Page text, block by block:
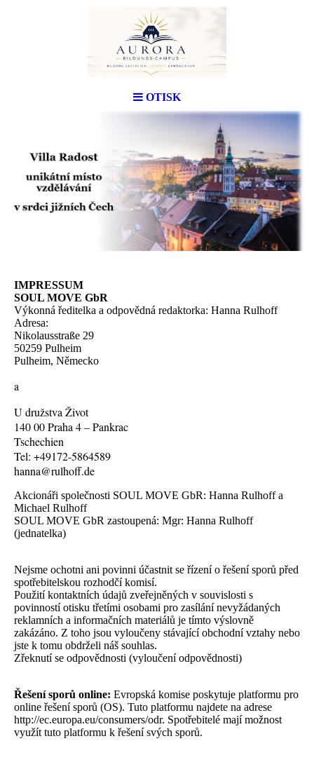
OTISK
IMPRESSUM
SOUL MOVE GbR
Výkonná ředitelka a odpovědná redaktorka: Hanna Rulhoff
Adresa:
Nikolausstraße 29
50259 Pulheim
Pulheim, Německo
a
U družstva Život
140 00 Praha 4 – Pankrac
Tschechien
Tel: +49172-5864589
hanna@rulhoff.de
Akcionáři společnosti SOUL MOVE GbR: Hanna Rulhoff a
Michael Rulhoff
SOUL MOVE GbR zastoupená: Mgr: Hanna Rulhoff
(jednatelka)
Nejsme ochotni ani povinni účastnit se řízení o řešení sporů před
spotřebitelskou rozhodčí komisí.
Použití kontaktních údajů zveřejněných v souvislosti s
povinností otisku třetími osobami pro zasílání nevyžádaných
reklamních a informačních materiálů je tímto výslovně
zakázáno. Z toho jsou vyloučeny stávající obchodní vztahy nebo
jste k tomu obdrželi náš souhlas.
Zřeknutí se odpovědnosti (vyloučení odpovědnosti)
Řešení sporů online: Evropská komise poskytuje platformu pro
online řešení sporů (OS). Tuto platformu najdete na adrese
http://ec.europa.eu/consumers/odr. Spotřebitelé mají možnost
využít tuto platformu k řešení svých sporů.